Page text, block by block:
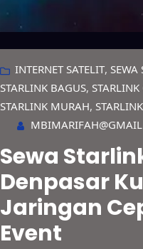
INTERNET SATELIT, SEWA
STARLINK BAGUS, STARLINK
STARLINK MURAH,
Sewa
Denpasar
Jaringan
Event